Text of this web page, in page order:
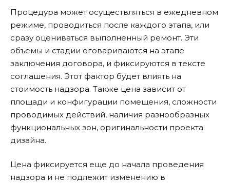
Процедура может осуществляться в ежедневном
режиме, проводиться после каждого этапа, или
сразу оцениваться выполненный ремонт. Эти
объемы и стадии оговариваются на этапе
заключения договора, и фиксируются в тексте
соглашения. Этот фактор будет влиять на
стоимость надзора. Также цена зависит от
площади и конфигурации помещения, сложности
проводимых действий, наличия разнообразных
функциональных зон, оригинальности проекта
дизайна.
Цена фиксируется еще до начала проведения
надзора и не подлежит изменению в